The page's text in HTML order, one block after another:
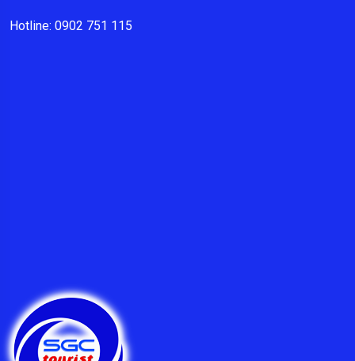
Hotline: 0902 751 115